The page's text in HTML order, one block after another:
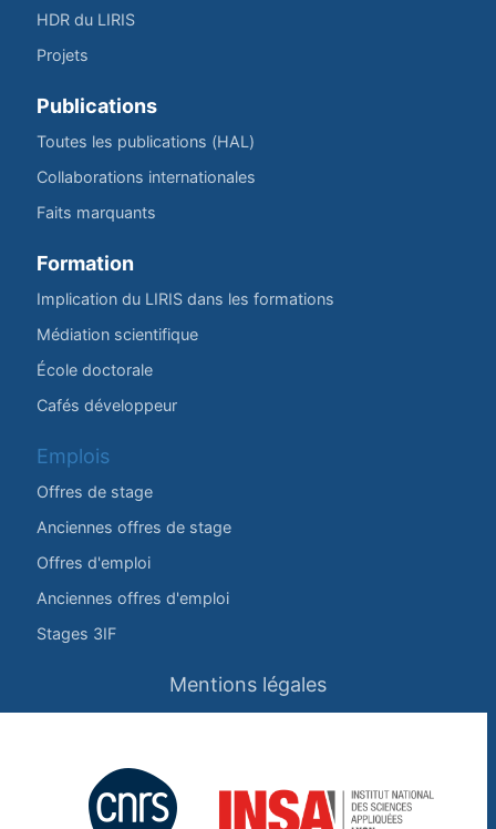
HDR du LIRIS
Projets
Publications
Toutes les publications (HAL)
Collaborations internationales
Faits marquants
Formation
Implication du LIRIS dans les formations
Médiation scientifique
École doctorale
Cafés développeur
Emplois
Offres de stage
Anciennes offres de stage
Offres d'emploi
Anciennes offres d'emploi
Stages 3IF
Mentions légales